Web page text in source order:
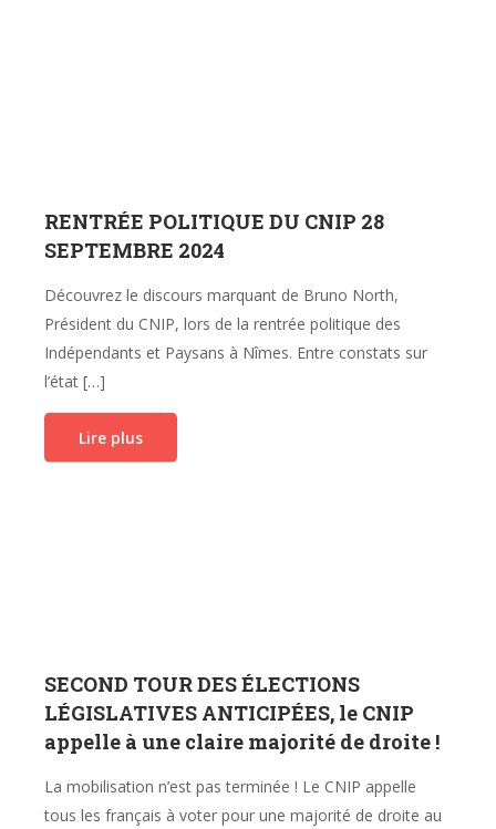
RENTRÉE POLITIQUE DU CNIP 28
SEPTEMBRE 2024
Découvrez le discours marquant de Bruno North,
Président du CNIP, lors de la rentrée politique des
Indépendants et Paysans à Nîmes. Entre constats sur
l’état […]
Lire plus
SECOND TOUR DES ÉLECTIONS
LÉGISLATIVES ANTICIPÉES, le CNIP
appelle à une claire majorité de droite !
La mobilisation n’est pas terminée ! Le CNIP appelle
tous les français à voter pour une majorité de droite au